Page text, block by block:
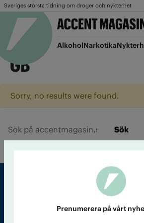
Sveriges största tidning om droger och nykterhet
AlkoholNarkotika
GB
Sorry, no results were found.
Sök
Prenumerera på vårt